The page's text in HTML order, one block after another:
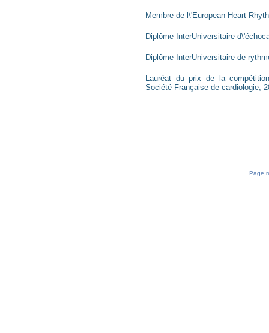
Membre de l\'European Heart
Diplôme InterUniversitaire
Diplôme InterUniversitaire de
Lauréat du prix de la
Société Française de cardiologie,
Page